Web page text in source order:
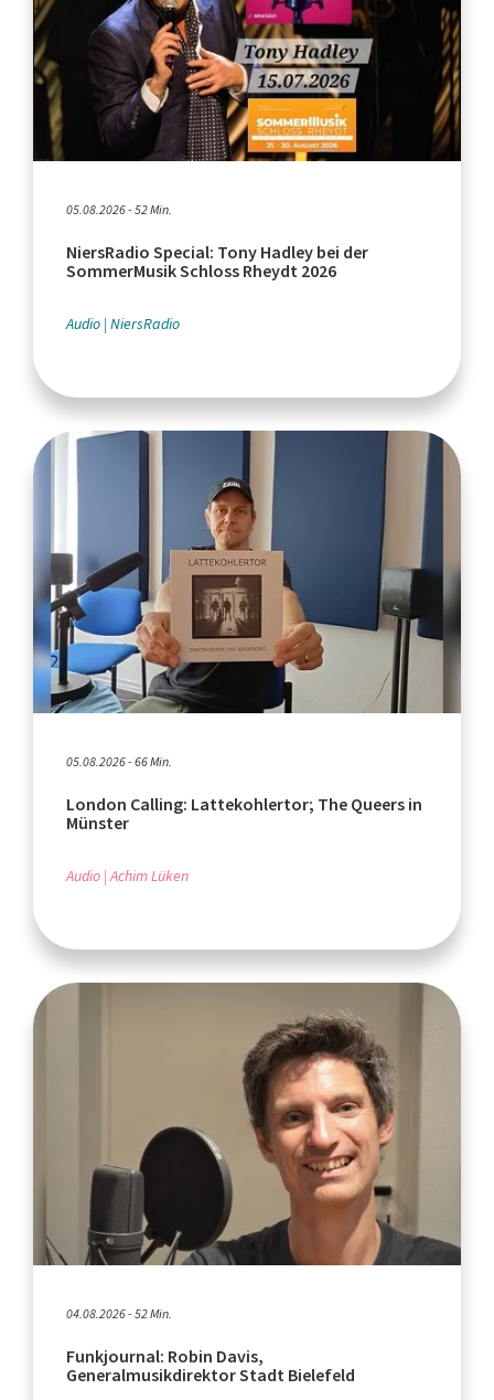
05.08.2026 - 52 Min.
NiersRadio Special: Tony Hadley bei der
SommerMusik Schloss Rheydt 2026
Audio NiersRadio
05.08.2026 - 66 Min.
London Calling: Lattekohlertor; The Queers in
Münster
Audio Achim Lüken
04.08.2026 - 52 Min.
Funkjournal: Robin Davis,
Generalmusikdirektor Stadt Bielefeld